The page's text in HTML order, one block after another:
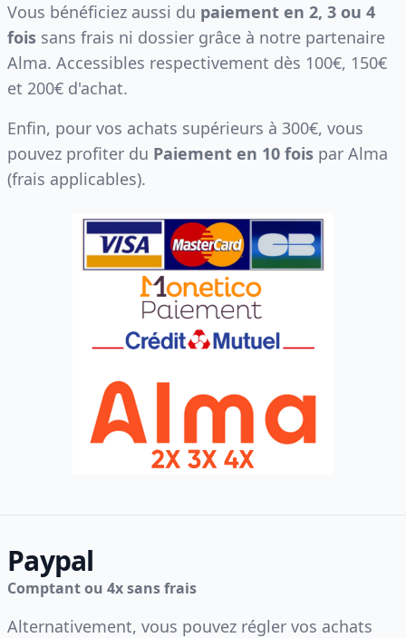
Vous bénéficiez aussi du paiement en 2, 3 ou 4
fois sans frais ni dossier grâce à notre partenaire
Alma. Accessibles respectivement dès 100€, 150€
et 200€ d'achat.
Enfin, pour vos achats supérieurs à 300€, vous
pouvez profiter du Paiement en 10 fois par Alma
(frais applicables).
Paypal
Comptant ou 4x sans frais
Alternativement, vous pouvez régler vos achats